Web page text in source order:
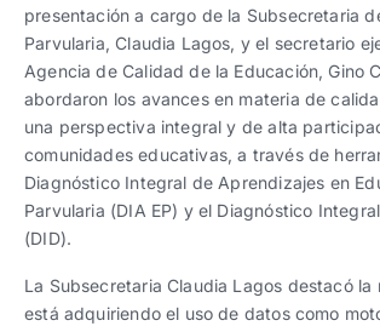
presentación a cargo de la Subsecretaria
Parvularia, Claudia Lagos, y el secretario
Agencia de Calidad de la Educación, Gino
abordaron los avances en materia de
una perspectiva integral y de alta
comunidades educativas, a través de
Diagnóstico Integral de Aprendizajes en
Parvularia (DIA EP) y el Diagnóstico
(DID).
La Subsecretaria Claudia Lagos destacó la
está adquiriendo el uso de datos como